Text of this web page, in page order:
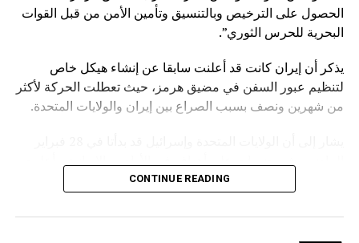
الحصول على الترخيص وبالتنسيق وتأمين الأمن من قبل القوات
البحرية للحرس الثوري”.
يذكر أن إيران كانت قد أعلنت سابقا عن إنشاء هيكل خاص
لتنظيم عبور السفن في مضيق هرمز، حيث تعطلت الحركة لأكثر
من شهرين ونصف بسبب الصراع بين إيران والولايات المتحدة.
واشنطن وطهران في 8 أبريل وقف إطلاق النار، لكن الولايات
قواعد خاصة للعبور عبر مضيق هرمز.
CONTINUE READING